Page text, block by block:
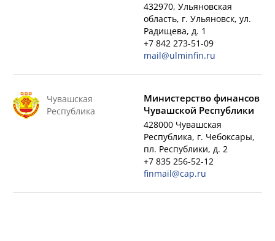
432970, Ульяновская
область, г. Ульяновск, ул.
Радищева, д. 1
+7 842 273-51-09
mail@ulminfin.ru
Чувашская
Республика
Министерство финансов
Чувашской Республики
428000 Чувашская
Республика, г. Чебоксары,
пл. Республики, д. 2
+7 835 256-52-12
finmail@cap.ru